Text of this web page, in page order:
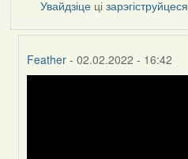
Увайдзіце цізарэгіструйцеся
Feather - 02.02.2022 - 16:42